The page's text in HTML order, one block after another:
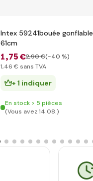
Intex 59241bouée gonflable
61cm
1,75 €2,90 €(-40 %)
1,46 € sans TVA
+ 1 indiquer
En stock > 5 pièces
(Vous avez 14.08.)